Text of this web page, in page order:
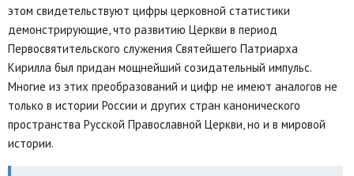
этом свидетельствуют цифры церковной статистики
демонстрирующие, что развитию Церкви в период
Первосвятительского служения Святейшего Патриарха
Кирилла был придан мощнейший созидательный импульс.
Многие из этих преобразований и цифр не имеют аналогов не
только в истории России и других стран канонического
пространства Русской Православной Церкви, но и в мировой
истории.